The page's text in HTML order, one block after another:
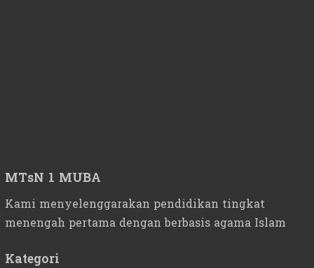
MTsN 1 MUBA
Kami menyelenggarakan pendidikan tingkat
menengah pertama dengan berbasis agama Islam
Kategori